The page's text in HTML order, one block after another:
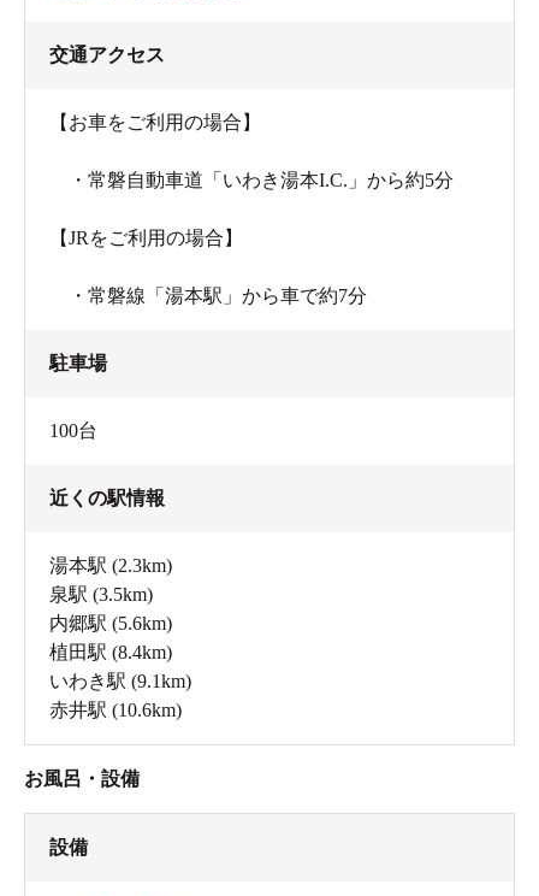
交通アクセス
【お車をご利用の場合】
・常磐自動車道「いわき湯本I.C.」から約5分
【JRをご利用の場合】
・常磐線「湯本駅」から車で約7分
駐車場
100台
近くの駅情報
湯本駅 (2.3km)
泉駅 (3.5km)
内郷駅 (5.6km)
植田駅 (8.4km)
いわき駅 (9.1km)
赤井駅 (10.6km)
お風呂・設備
設備